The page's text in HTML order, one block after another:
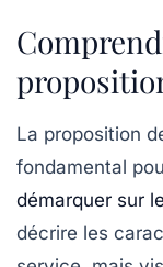
La proposition
fondamental
démarquer sur
décrire les